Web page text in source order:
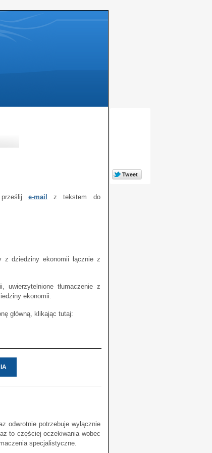
prześlije-mail
z tekstem do
z dziedziny ekonomii łącznie z
uwierzytelnione tłumaczenie z
ekonomii.
główną, klikając tutaj:
odwrotnie potrzebuje wyłącznie
to częściej oczekiwania wobec
specjalistyczne.